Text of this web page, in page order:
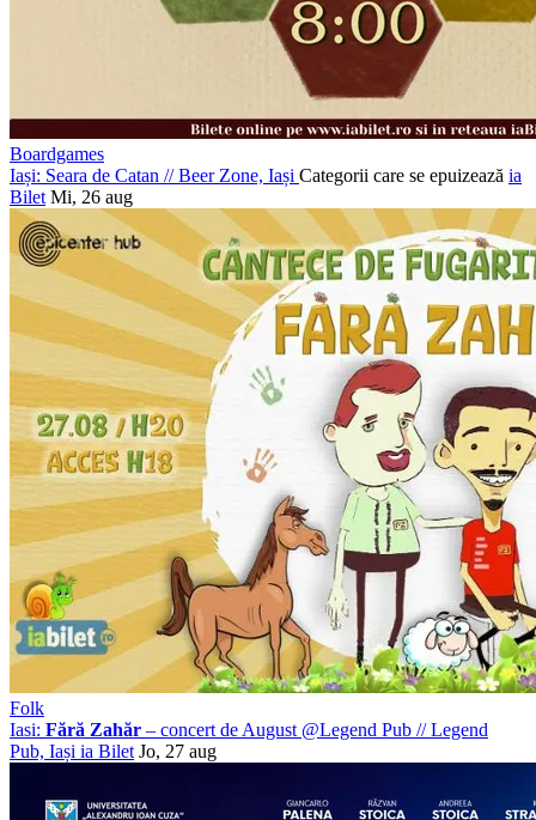
Boardgames
Iași: Seara de Catan //Beer Zone, Iași Categorii care se epuizează ia
Bilet Mi, 26 aug
Folk
Iasi: Fără Zahăr – concert de August @Legend Pub //Legend
Pub, Iași ia Bilet Jo, 27 aug